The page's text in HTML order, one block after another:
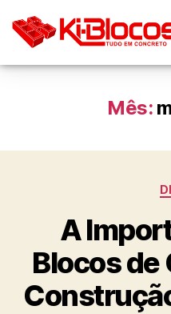
Mês:
A
Blocos de